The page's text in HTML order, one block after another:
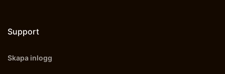
Support
Skapa inlogg